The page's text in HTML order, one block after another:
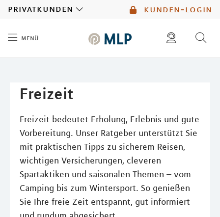
kunden-login
privatkunden
menü
Freizeit
Freizeit bedeutet Erholung, Erlebnis und gute
Vorbereitung. Unser Ratgeber unterstützt Sie
mit praktischen Tipps zu sicherem Reisen,
wichtigen Versicherungen, cleveren
Spartaktiken und saisonalen Themen – vom
Camping bis zum Wintersport. So genießen
Sie Ihre freie Zeit entspannt, gut informiert